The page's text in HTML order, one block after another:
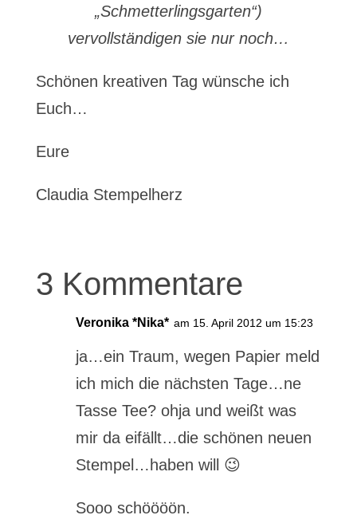
„Schmetterlingsgarten“)
vervollständigen sie nur noch…
Schönen kreativen Tag wünsche ich
Euch…
Eure
Claudia Stempelherz
3 Kommentare
Veronika *Nika* am 15. April 2012 um 15:23
ja…ein Traum, wegen Papier meld
ich mich die nächsten Tage…ne
Tasse Tee? ohja und weißt was
mir da eifällt…die schönen neuen
Stempel…haben will 😉
Sooo schöööön.